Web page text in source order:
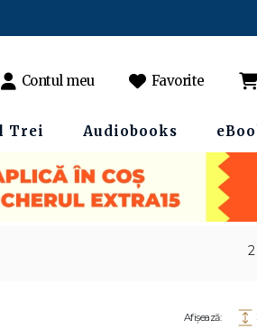
Contul meu Favorite
Trei Audiobooks
Afișează: